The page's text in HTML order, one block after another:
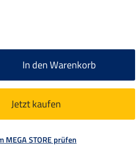
In den Warenkorb
Jetzt kaufen
STORE prüfen